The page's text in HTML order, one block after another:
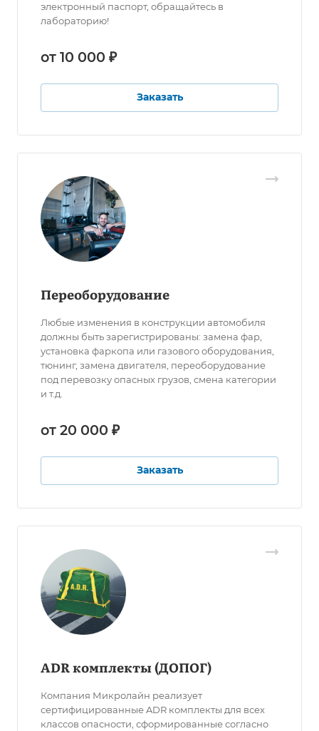
электронный паспорт, обращайтесь в
лабораторию!
от 10 000 ₽
Заказать
Переоборудование
Любые изменения в конструкции автомобиля
должны быть зарегистрированы: замена фар,
установка фаркопа или газового оборудования,
тюнинг, замена двигателя, переоборудование
под перевозку опасных грузов, смена категории
и т.д.
от 20 000 ₽
Заказать
ADR комплекты (ДОПОГ)
Компания Микролайн реализует
сертифицированные ADR комплекты для всех
классов опасности, сформированные согласно